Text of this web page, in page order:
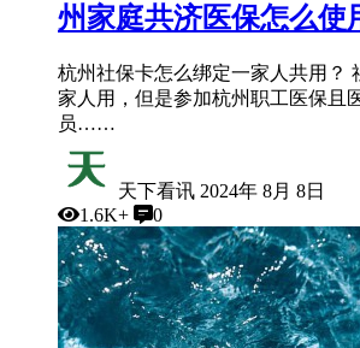
州家庭共济医保怎么使
杭州社保卡怎么绑定一家人共用？
家人用，但是参加杭州职工医保且
员……
天下看讯 2024年 8月 8日
1.6K+
0